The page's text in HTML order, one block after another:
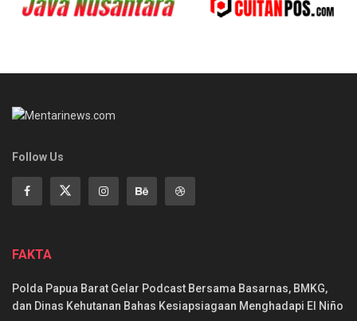
Follow Us
FAKTA
Polda Papua Barat Gelar Podcast Bersama Basarnas, BMKG,
dan Dinas Kehutanan Bahas Kesiapsiagaan Menghadapi El Niño